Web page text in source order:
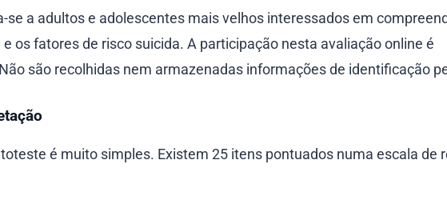
se a adultos e adolescentes mais velhos interessados em
os fatores de risco suicida. A participação nesta avaliação online é
são recolhidas nem armazenadas informações de identificação
é muito simples. Existem 25 itens pontuados numa escala de